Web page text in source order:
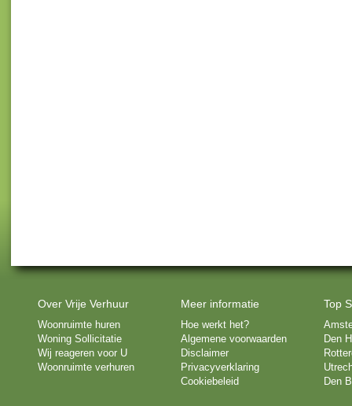
Over Vrije Verhuur
Woonruimte huren
Woning Sollicitatie
Wij reageren voor U
Woonruimte verhuren
Meer informatie
Hoe werkt het?
Algemene voorwaarden
Disclaimer
Privacyverklaring
Cookiebeleid
Top
Den
Den